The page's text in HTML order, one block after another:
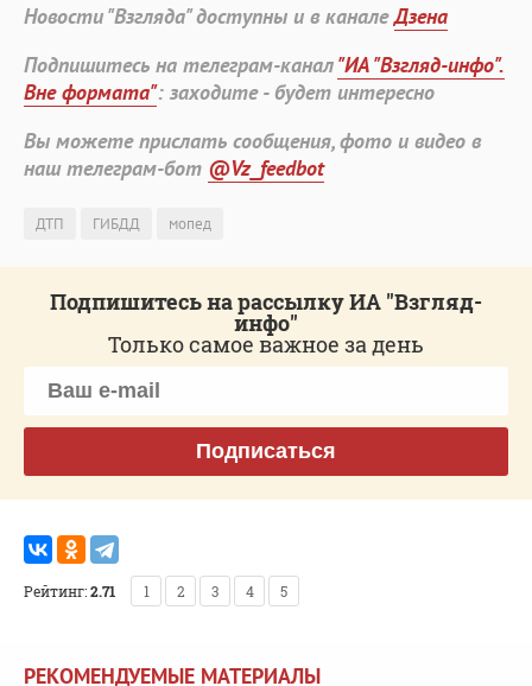
Новости "Взгляда" доступны и в каналеДзена
Подпишитесь на телеграм-канал"ИА "Взгляд-инфо".
Вне формата": заходите - будет интересно
Вы можете прислать сообщения, фото и видео в
наш телеграм-бот @Vz_feedbot
ДТП ГИБДД мопед
Подпишитесь на рассылку ИА "Взгляд-
инфо"
Только самое важное за день
Подписаться
Рейтинг:2.71 1 2 3 4 5
РЕКОМЕНДУЕМЫЕ МАТЕРИАЛЫ